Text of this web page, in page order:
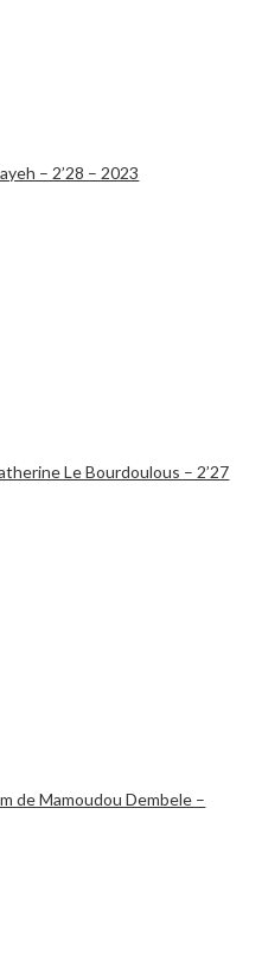
– 2’28 – 2023
Le Bourdoulous – 2’27
de Mamoudou Dembele –